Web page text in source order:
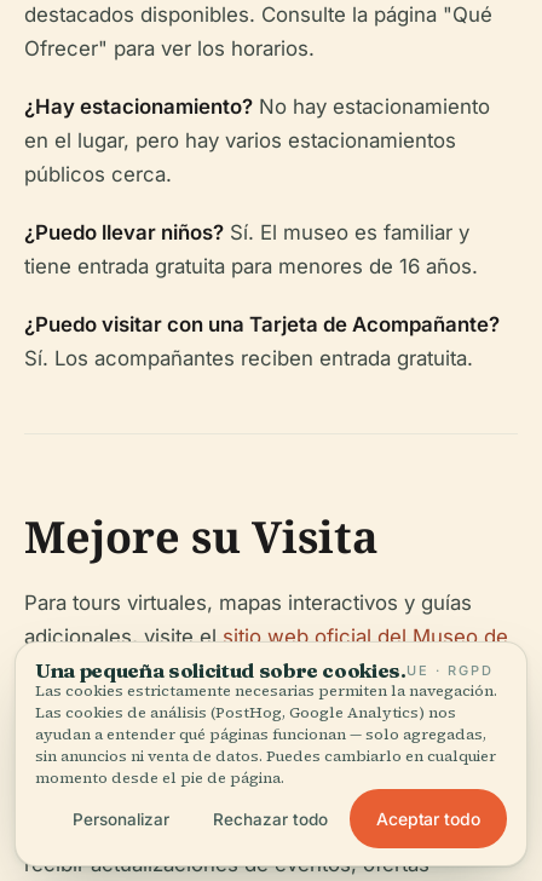
destacados disponibles. Consulte la página "Qué
Ofrecer" para ver los horarios.
¿Hay estacionamiento? No hay estacionamiento
en el lugar, pero hay varios estacionamientos
públicos cerca.
¿Puedo llevar niños? Sí. El museo es familiar y
tiene entrada gratuita para menores de 16 años.
¿Puedo visitar con una Tarjeta de Acompañante?
Sí. Los acompañantes reciben entrada gratuita.
Mejore su Visita
Para tours virtuales, mapas interactivos y guías
adicionales, visite elsitio web oficial del Museo de
la Inmigración. Descargue la aplicación Audiala
para obtener tours de audio personalizados y
explore artículos relacionados sobre los aspectos
culturales más destacados de Melbourne.
Manténgase conectado en las redes sociales para
recibir actualizaciones de eventos, ofertas
Una pequeña solicitud sobre cookies.UE · RGPD
Las cookies estrictamente necesarias permiten la navegación.
Las cookies de análisis (PostHog, Google Analytics) nos
ayudan a entender qué páginas funcionan — solo agregadas,
sin anuncios ni venta de datos. Puedes cambiarlo en cualquier
momento desde el pie de página.
Personalizar Rechazar todo Aceptar todo